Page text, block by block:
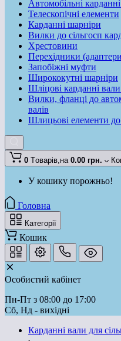
Автомобільні
Телескопічні елементи
Карданні шарніри
Вилки до сільгосп
Хрестовини
Перехідники
Запобіжні муфти
Ширококутні шарніри
Шліцові карданні
Вилки, фланці до
валів
Шлицьові елементи до
0 Tоварів,на 0.00 грн.
У кошику порожньо!
Головна
Категорії
Кошик
Особистий кабінет
Пн-Пт з 08:00 до 17:00
Сб, Нд - вихідні
Карданні вали для